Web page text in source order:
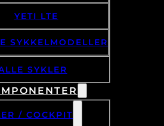
YETI LTE
SYKKELMODELLER
SYKLER
/ COCKPIT